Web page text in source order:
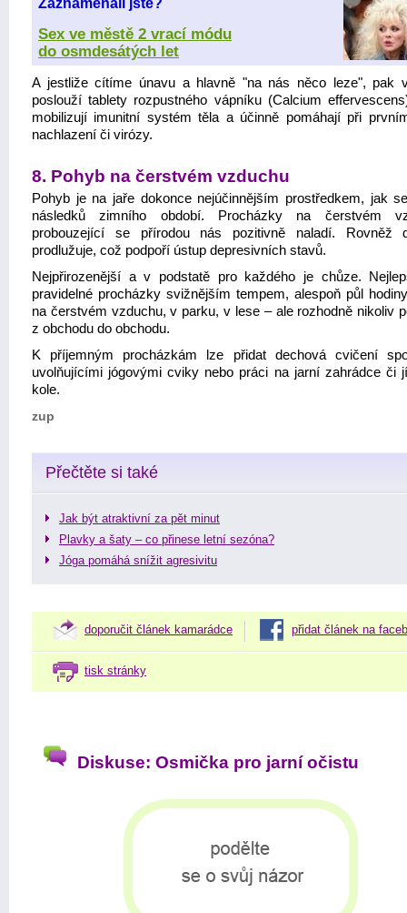
Zaznamenali jste?
Sex ve městě 2 vrací módu
do osmdesátých let
A jestliže cítíme únavu a hlavně "na nás něco leze", pak
poslouží tablety rozpustného vápníku (Calcium
mobilizují imunitní systém těla a účinně pomáhají při
nachlazení či virózy.
8. Pohyb na čerstvém vzduchu
Pohyb je na jaře dokonce nejúčinnějším prostředkem, jak
následků zimního období. Procházky na čerstvém
probouzející se přírodou nás pozitivně naladí. Rovněž
prodlužuje, což podpoří ústup depresivních stavů.
Nejpřirozenější a v podstatě pro každého je chůze.
pravidelné procházky svižnějším tempem, alespoň půl
na čerstvém vzduchu, v parku, v lese – ale rozhodně nikoliv
z obchodu do obchodu.
K příjemným procházkám lze přidat dechová cvičení
uvolňujícími jógovými cviky nebo práci na jarní zahrádce či
kole.
zup
Přečtěte si také
Jak být atraktivní za pět minut
Plavky a šaty – co přinese letní sezóna?
Jóga pomáhá snížit agresivitu
doporučit článek kamarádce přidat článek na
tisk stránky
Diskuse: Osmička pro jarní očistu